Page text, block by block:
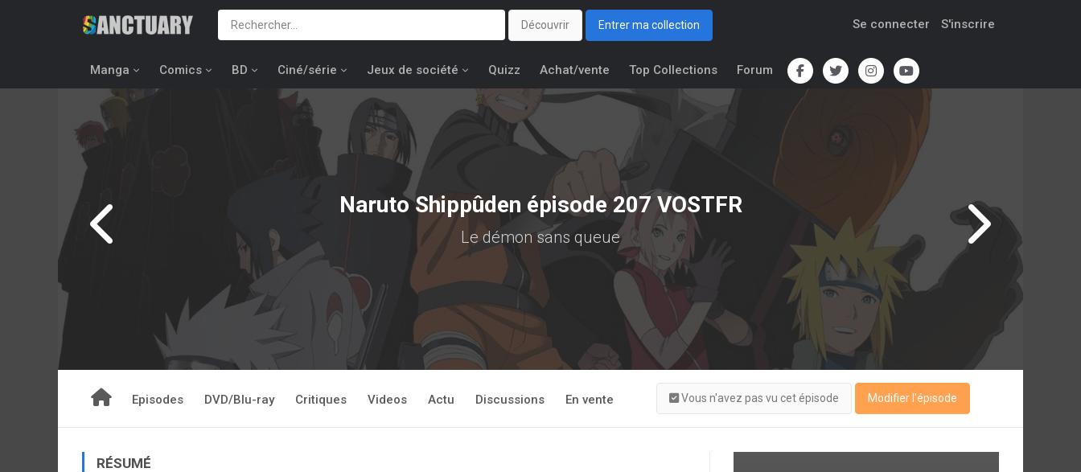
Découvrir Entrer ma collection Se connecter S'inscrire
Manga Comics BD Ciné/série Jeux de société Quizz Achat/vente Top Collections Forum
Naruto Shippûden épisode 207 VOSTFR
Le démon sans queue
Vous n'avez pas vu cet épisode Modifier l'épisode
Episodes DVD/Blu-ray Critiques Videos Actu Discussions En vente
RÉSUMÉ